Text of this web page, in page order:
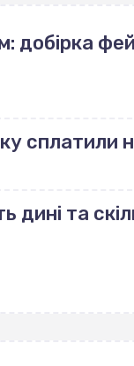
сплатили
дині та